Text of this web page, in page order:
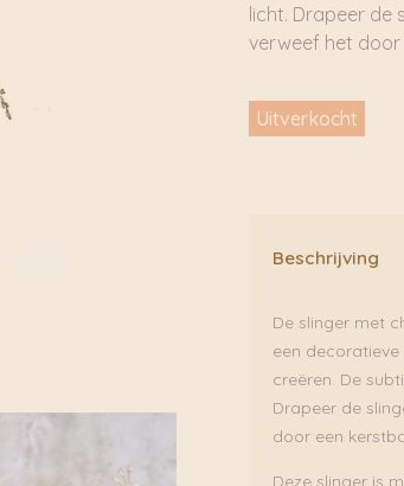
licht. Drapeer de
verweef het door
Uitverkocht
Beschrijving
De slinger met
een
creëren. De
Drapeer de
door een
Deze slinger is